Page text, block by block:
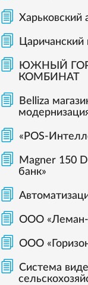
Харьковский
Царичанский
ЮЖНЫЙ
КОМБИНАТ
Belliza
«POS-
Magner 150
банк»
ООО «Леман-
ООО
Система